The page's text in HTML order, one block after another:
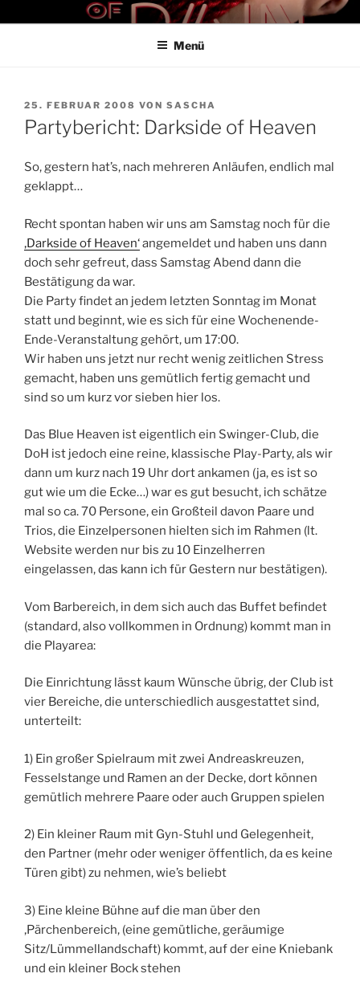
InhaltTHE ART OF PAIN
Der Blog für BDSM und Kinky Lifestyle
Menü
VERÖFFENTLICHT
AM
25. FEBRUAR 2008 VON SASCHA
Partybericht: Darkside of Heaven
So, gestern hat’s, nach mehreren Anläufen, endlich mal
geklappt…
Recht spontan haben wir uns am Samstag noch für die
‚Darkside of Heaven‘angemeldet und haben uns dann
doch sehr gefreut, dass Samstag Abend dann die
Bestätigung da war.
Die Party findet an jedem letzten Sonntag im Monat
statt und beginnt, wie es sich für eine Wochenende-
Ende-Veranstaltung gehört, um 17:00.
Wir haben uns jetzt nur recht wenig zeitlichen Stress
gemacht, haben uns gemütlich fertig gemacht und
sind so um kurz vor sieben hier los.
Das Blue Heaven ist eigentlich ein Swinger-Club, die
DoH ist jedoch eine reine, klassische Play-Party, als wir
dann um kurz nach 19 Uhr dort ankamen (ja, es ist so
gut wie um die Ecke…) war es gut besucht, ich schätze
mal so ca. 70 Persone, ein Großteil davon Paare und
Trios, die Einzelpersonen hielten sich im Rahmen (lt.
Website werden nur bis zu 10 Einzelherren
eingelassen, das kann ich für Gestern nur bestätigen).
Vom Barbereich, in dem sich auch das Buffet befindet
(standard, also vollkommen in Ordnung) kommt man in
die Playarea:
Die Einrichtung lässt kaum Wünsche übrig, der Club ist
vier Bereiche, die unterschiedlich ausgestattet sind,
unterteilt:
1) Ein großer Spielraum mit zwei Andreaskreuzen,
Fesselstange und Ramen an der Decke, dort können
gemütlich mehrere Paare oder auch Gruppen spielen
2) Ein kleiner Raum mit Gyn-Stuhl und Gelegenheit,
den Partner (mehr oder weniger öffentlich, da es keine
Türen gibt) zu nehmen, wie’s beliebt
3) Eine kleine Bühne auf die man über den
‚Pärchenbereich, (eine gemütliche, geräumige
Sitz/Lümmellandschaft) kommt, auf der eine Kniebank
und ein kleiner Bock stehen